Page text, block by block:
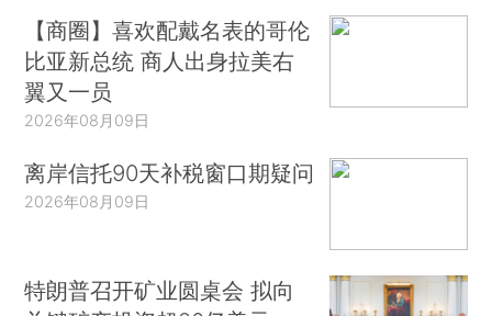
【商圈】喜欢配戴名表的哥伦
比亚新总统 商人出身拉美右
翼又一员
2026年08月09日
离岸信托90天补税窗口期疑问
2026年08月09日
特朗普召开矿业圆桌会 拟向